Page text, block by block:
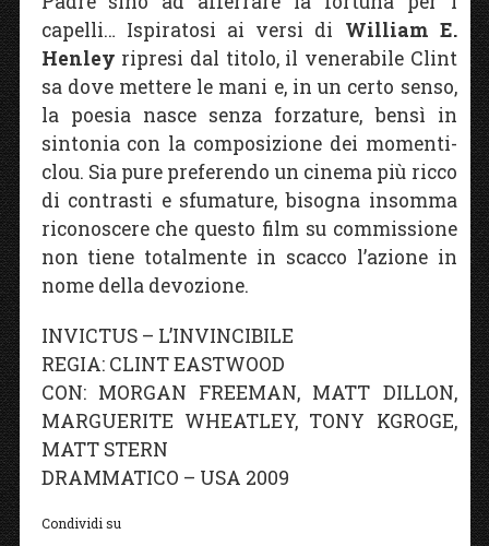
capelli… Ispiratosi ai versi di William E.
Henley ripresi dal titolo, il venerabile Clint
sa dove mettere le mani e, in un certo senso,
la poesia nasce senza forzature, bensì in
sintonia con la composizione dei momenti-
clou. Sia pure preferendo un cinema più ricco
di contrasti e sfumature, bisogna insomma
riconoscere che questo film su commissione
non tiene totalmente in scacco l’azione in
nome della devozione.
INVICTUS – L’INVINCIBILE
REGIA: CLINT EASTWOOD
CON: MORGAN FREEMAN, MATT DILLON,
MARGUERITE WHEATLEY, TONY KGROGE,
MATT STERN
DRAMMATICO – USA 2009
Condividi su